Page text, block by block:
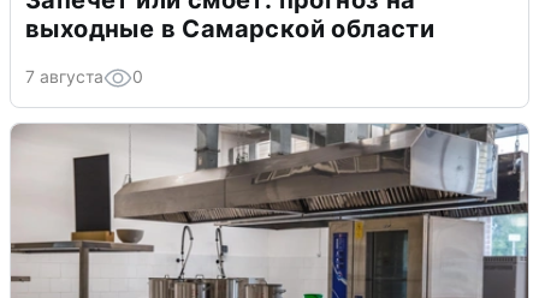
выходные в Самарской области
7 августа 0